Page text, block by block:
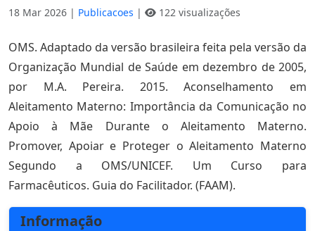
18 Mar 2026 | Publicacoes | 122 visualizações
OMS. Adaptado da versão brasileira feita pela versão da
Organização Mundial de Saúde em dezembro de 2005,
por M.A. Pereira. 2015. Aconselhamento em
Aleitamento Materno: Importância da Comunicação no
Apoio à Mãe Durante o Aleitamento Materno.
Promover, Apoiar e Proteger o Aleitamento Materno
Segundo a OMS/UNICEF. Um Curso para
Farmacêuticos. Guia do Facilitador. (FAAM).
Informação